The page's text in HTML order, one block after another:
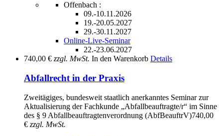
Offenbach :
09.-10.11.2026
19.-20.05.2027
29.-30.11.2027
Online-Live-Seminar
22.-23.06.2027
740,00 € zzgl. MwSt. In den Warenkorb Details
Abfallrecht in der Praxis
Zweitägiges, bundesweit staatlich anerkanntes Seminar zur
Aktualisierung der Fachkunde „Abfallbeauftragte/r“ im Sinne
des § 9 Abfallbeauftragtenverordnung (AbfBeauftrV)740,00
€ zzgl. MwSt.